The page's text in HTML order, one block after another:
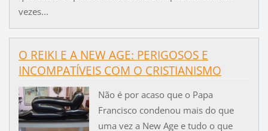
vezes...
O REIKI E A NEW AGE: PERIGOSOS E
INCOMPATÍVEIS COM O CRISTIANISMO
Não é por acaso que o Papa
Francisco condenou mais do que
uma vez a New Age e tudo o que